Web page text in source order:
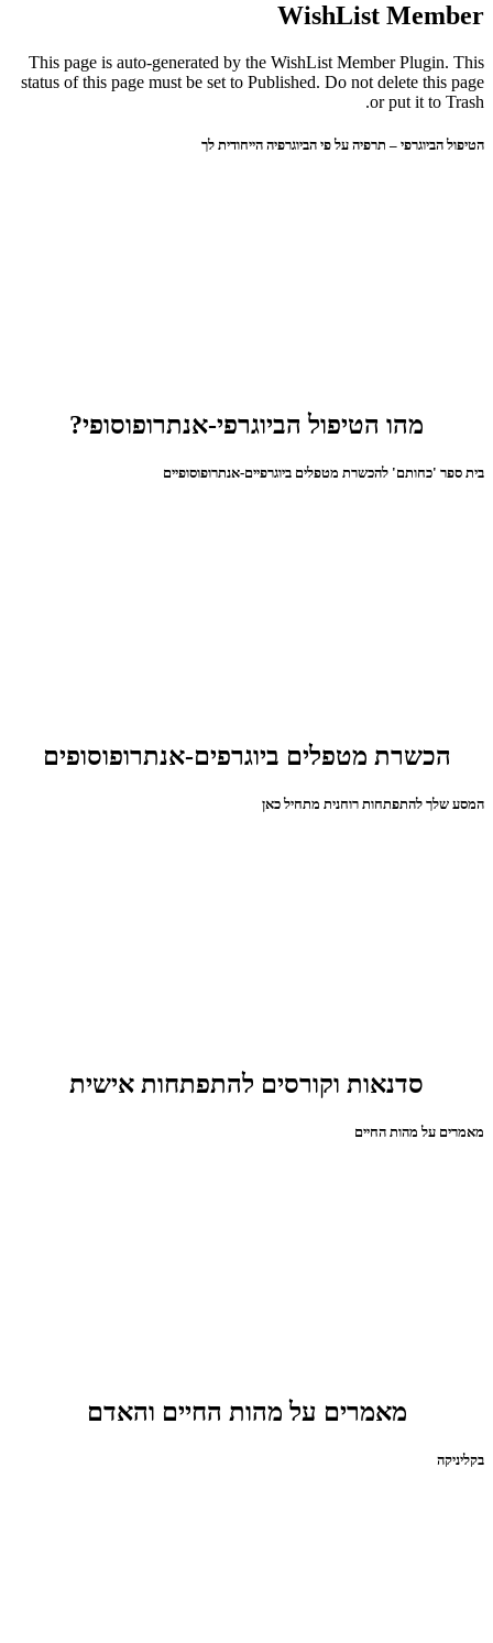
WishList Member
This page is auto-generated by the WishList Member Plugin. This
status of this page must be set to Published. Do not delete this page
or put it to Trash.
הטיפול הביוגרפי – תרפיה על פי הביוגרפיה הייחודית לך
מהו הטיפול הביוגרפי-אנתרופוסופי?
בית ספר 'כחותם' להכשרת מטפלים ביוגרפיים-אנתרופוסופיים
הכשרת מטפלים ביוגרפים-אנתרופוסופים
המסע שלך להתפתחות רוחנית מתחיל כאן
סדנאות וקורסים להתפתחות אישית
מאמרים על מהות החיים
מאמרים על מהות החיים והאדם
בקליניקה